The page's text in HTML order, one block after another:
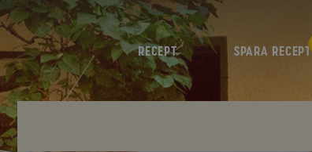
RECEPT SPARA RECEPT